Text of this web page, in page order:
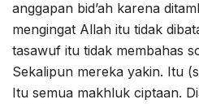
anggapan bid’ah karena
mengingat Allah itu tidak
tasawuf itu tidak membahas
Sekalipun mereka yakin. Itu
Itu semua makhluk ciptaan.